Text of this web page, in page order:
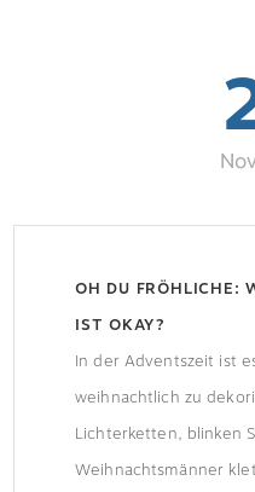
OH DU FRÖHLICHE:
IST OKAY?
In der Adventszeit ist
weihnachtlich zu
Lichterketten, blinken
Weihnachtsmänner